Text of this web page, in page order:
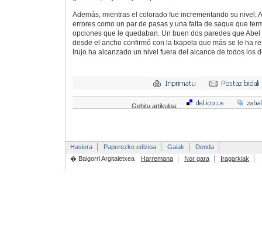
Además, mientras el colorado fue incrementando su nivel,
errores como un par de pasas y una falta de saque que
opciones que le quedaban. Un buen dos paredes que
desde el ancho confirmó con la txapela que más se le ha
Irujo ha alcanzado un nivel fuera del alcance de todos los
Gehitu artikuloa:
Hasiera Paperezko edizioa Gaiak
Denda
� Baigorri Argitaletxea
Harremana Nor gara Iragarkiak